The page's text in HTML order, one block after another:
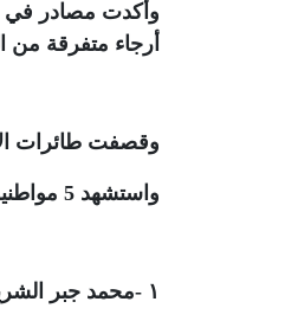
أرجاء متفرقة من
وقصفت طائرات
واستشهد 5 مواطنين في قصف خيمة تؤوي نازحين غربي مدينة خان يونس. وهم
١ -محمد جبر الشريف